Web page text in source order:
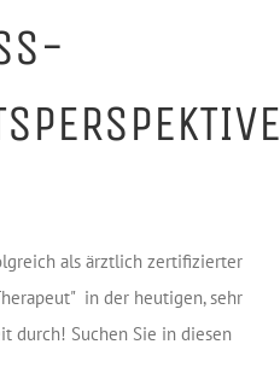
als ärztlich zertifizierter
in der heutigen, sehr
durch! Suchen Sie in diesen